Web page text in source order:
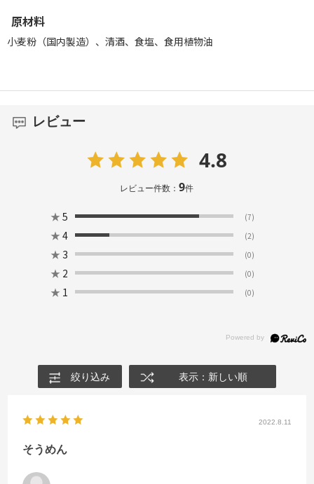
原材料
小麦粉（国内製造）、清酒、食塩、食用植物油
レビュー
4.8
レビュー件数：9件
★ 5 (7)
★ 4 (2)
★ 3 (0)
★ 2 (0)
★ 1 (0)
絞り込み 表示：新しい順
2022.8.11
そうめん